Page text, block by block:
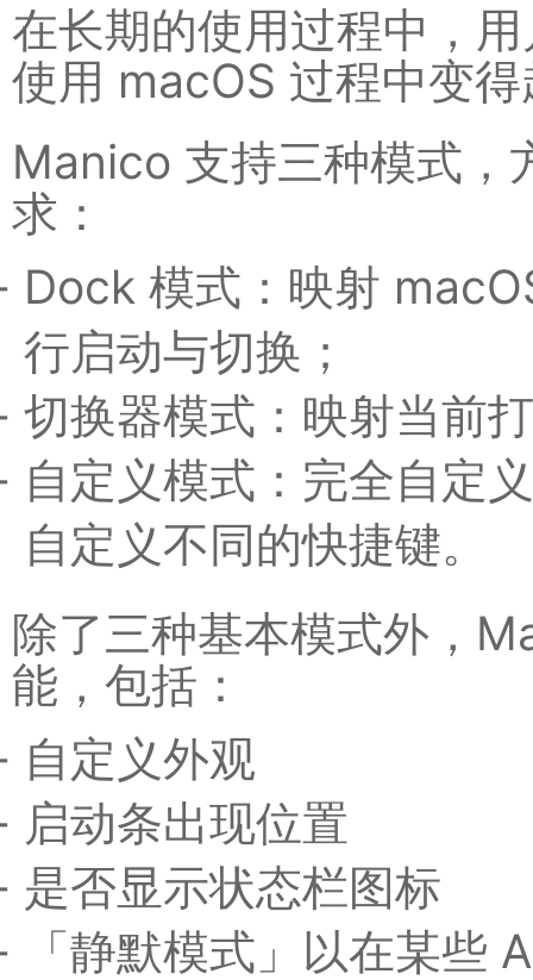
在长期的使用过程中，
使用 macOS 过程中变
Manico 支持三种模式，
求：
Dock 模式：映射
行启动与切换；
切换器模式：映射当前
自定义模式：完全自定
自定义不同的快捷键。
除了三种基本模式外，
能，包括：
自定义外观
启动条出现位置
是否显示状态栏图标
「静默模式」以在某些